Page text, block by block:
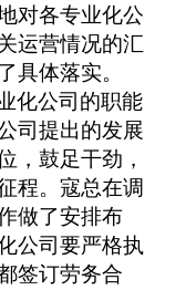
对各专业化公
运营情况的汇
具体落实。
化公司的职能
司提出的发展
，鼓足干劲，
程。寇总在调
做了安排布
公司要严格执
签订劳务合